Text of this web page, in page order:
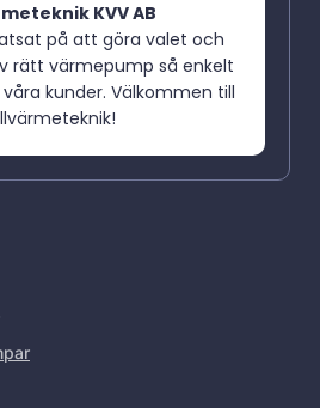
KVV AB
på att göra valet och
rätt värmepump så enkelt
kunder. Välkommen till